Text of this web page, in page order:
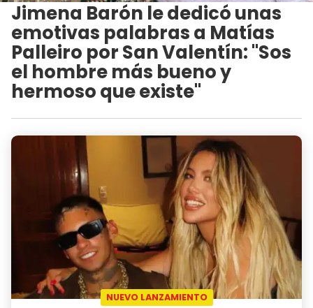
Jimena Barón le dedicó unas
emotivas palabras a Matías
Palleiro por San Valentín: "Sos
el hombre más bueno y
hermoso que existe"
NUEVO LANZAMIENTO